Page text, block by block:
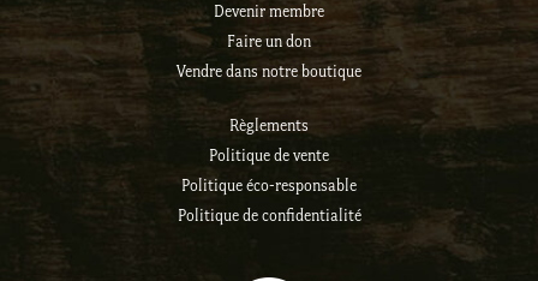
Devenir membre
Faire un don
Vendre dans notre boutique
Règlements
Politique de vente
Politique éco-responsable
Politique de confidentialité